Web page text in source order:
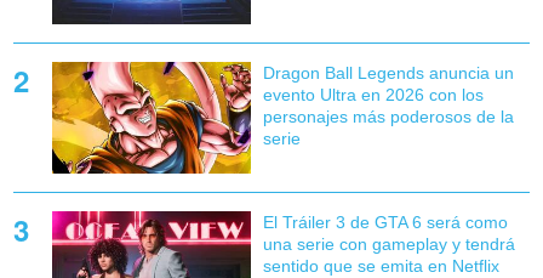
Dragon Ball Legends anuncia un
evento Ultra en 2026 con los
personajes más poderosos de la
serie
El Tráiler 3 de GTA 6 será como
una serie con gameplay y tendrá
sentido que se emita en Netflix